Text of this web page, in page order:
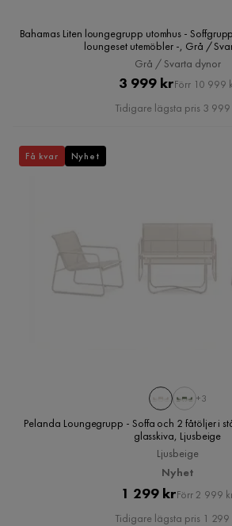
Bahamas Liten loungegrupp utomhus -
loungeset utemöbler -, Grå /
Grå / Svarta dynor
Pris
3 999 krOriginal
Pris
Förr 10 999
Tidigare lägsta pris 3 999
+3
Pelanda Loungegrupp - Soffa och 2 fåtöljer i stål soffbord med frostad
glasskiva, Ljusbeige
Ljusbeige
Nyhet
Pris
1 299 krOriginal
Pris
Förr 2 999
Tidigare lägsta pris 1 299
Få kvar Nyhet